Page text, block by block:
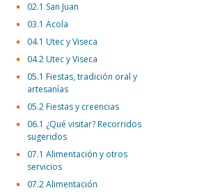
02.1 San Juan
03.1 Acola
04.1 Utec y Viseca
04.2 Utec y Viseca
05.1 Fiestas, tradición oral y
artesanías
05.2 Fiestas y creencias
06.1 ¿Qué visitar? Recorridos
sugeridos
07.1 Alimentación y otros
servicios
07.2 Alimentación